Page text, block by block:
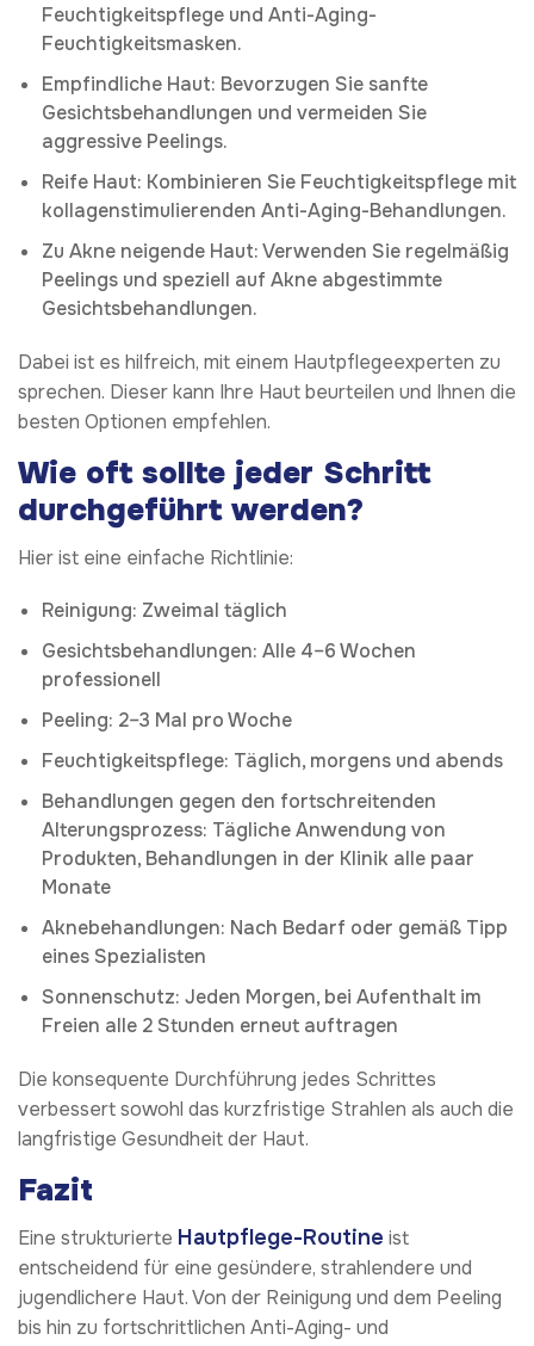
Feuchtigkeitspflege und Anti-Aging-
Feuchtigkeitsmasken.
Empfindliche Haut: Bevorzugen Sie sanfte
Gesichtsbehandlungen und vermeiden Sie
aggressive Peelings.
Reife Haut: Kombinieren Sie Feuchtigkeitspflege mit
kollagenstimulierenden Anti-Aging-Behandlungen.
Zu Akne neigende Haut: Verwenden Sie regelmäßig
Peelings und speziell auf Akne abgestimmte
Gesichtsbehandlungen.
Dabei ist es hilfreich, mit einem Hautpflegeexperten zu
sprechen. Dieser kann Ihre Haut beurteilen und Ihnen die
besten Optionen empfehlen.
Wie oft sollte jeder Schritt
durchgeführt werden?
Hier ist eine einfache Richtlinie:
Reinigung: Zweimal täglich
Gesichtsbehandlungen: Alle 4–6 Wochen
professionell
Peeling: 2–3 Mal pro Woche
Feuchtigkeitspflege: Täglich, morgens und abends
Behandlungen gegen den fortschreitenden
Alterungsprozess: Tägliche Anwendung von
Produkten, Behandlungen in der Klinik alle paar
Monate
Aknebehandlungen: Nach Bedarf oder gemäß Tipp
eines Spezialisten
Sonnenschutz: Jeden Morgen, bei Aufenthalt im
Freien alle 2 Stunden erneut auftragen
Die konsequente Durchführung jedes Schrittes
verbessert sowohl das kurzfristige Strahlen als auch die
langfristige Gesundheit der Haut.
Fazit
Eine strukturierte Hautpflege-Routine ist
entscheidend für eine gesündere, strahlendere und
jugendlichere Haut. Von der Reinigung und dem Peeling
bis hin zu fortschrittlichen Anti-Aging- und